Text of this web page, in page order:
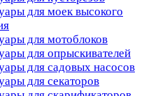
для моек высокого
для мотоблоков
для опрыскивателей
для садовых насосов
для секаторов